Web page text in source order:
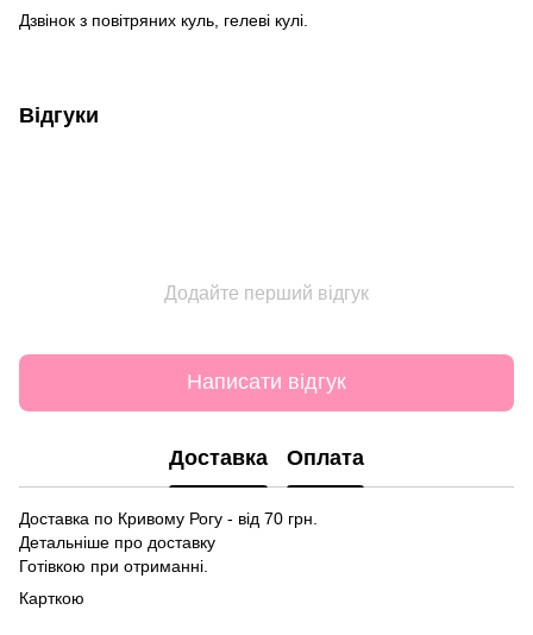
Дзвінок з повітряних куль, гелеві кулі.
Відгуки
Додайте перший відгук
Написати відгук
Доставка Оплата
Доставка по Кривому Рогу - від 70 грн.
Детальніше про доставку
Готівкою при отриманні.
Карткою